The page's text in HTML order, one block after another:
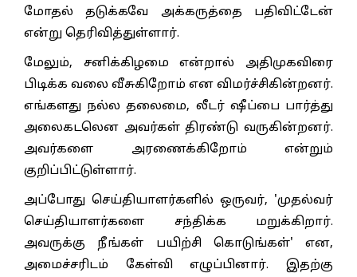
மோதல் தடுக்கவே அக்கருத்தை பதிவிட்டேன்
என்று தெரிவித்துள்ளார்.
மேலும், சனிக்கிழமை என்றால் அதிமுகவிரை
பிடிக்க வலை வீசுகிறோம் என விமர்ச்சிகின்றனர்.
எங்களது நல்ல தலைமை, லீடர் ஷீப்பை பார்த்து
அலைகடலென அவர்கள் திரண்டு வருகின்றனர்.
அவர்களை அரணைக்கிறோம் என்றும்
குறிப்பிட்டுள்ளார்.
அப்போது செய்தியாளர்களில் ஒருவர், 'முதல்வர்
செய்தியாளர்களை சந்திக்க மறுக்கிறார்.
அவருக்கு நீங்கள் பயிற்சி கொடுங்கள்' என,
அமைச்சரிடம் கேள்வி எழுப்பினார். இதற்கு